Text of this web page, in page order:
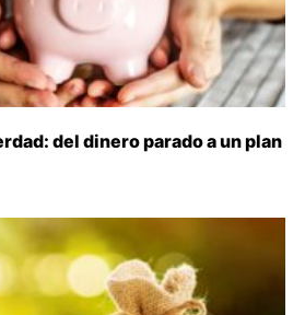
del dinero parado a un plan